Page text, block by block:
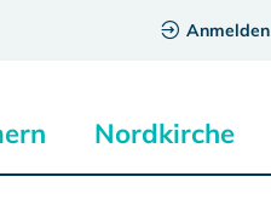
Anmelden
Nordkirche